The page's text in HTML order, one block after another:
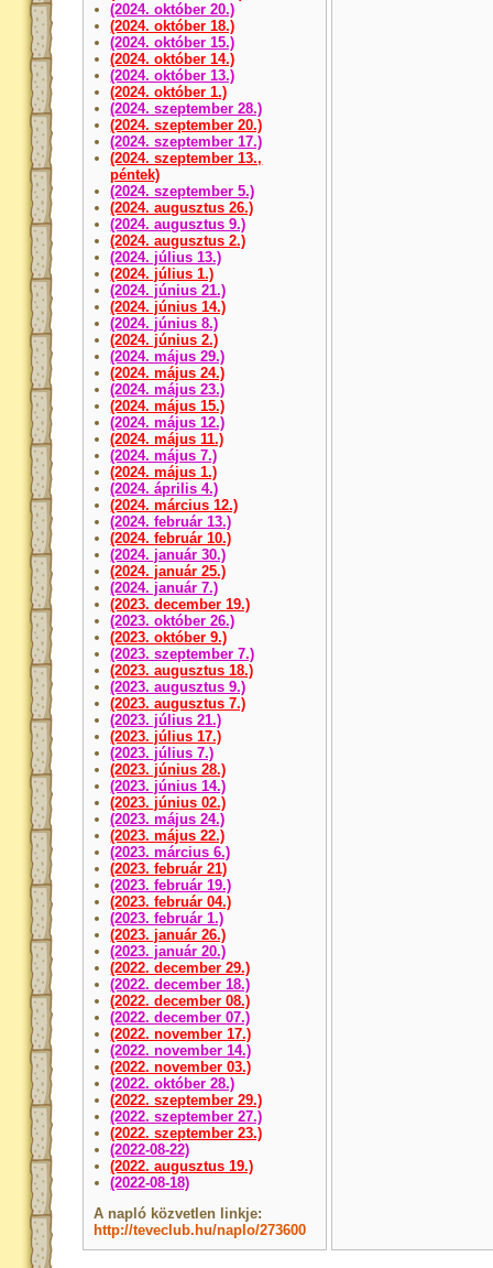
(2024. október 20.)
(2024. október 18.)
(2024. október 15.)
(2024. október 14.)
(2024. október 13.)
(2024. október 1.)
(2024. szeptember 28.)
(2024. szeptember 20.)
(2024. szeptember 17.)
(2024. szeptember 13.,
péntek)
(2024. szeptember 5.)
(2024. augusztus 26.)
(2024. augusztus 9.)
(2024. augusztus 2.)
(2024. július 13.)
(2024. július 1.)
(2024. június 21.)
(2024. június 14.)
(2024. június 8.)
(2024. június 2.)
(2024. május 29.)
(2024. május 24.)
(2024. május 23.)
(2024. május 15.)
(2024. május 12.)
(2024. május 11.)
(2024. május 7.)
(2024. május 1.)
(2024. április 4.)
(2024. március 12.)
(2024. február 13.)
(2024. február 10.)
(2024. január 30.)
(2024. január 25.)
(2024. január 7.)
(2023. december 19.)
(2023. október 26.)
(2023. október 9.)
(2023. szeptember 7.)
(2023. augusztus 18.)
(2023. augusztus 9.)
(2023. augusztus 7.)
(2023. július 21.)
(2023. július 17.)
(2023. július 7.)
(2023. június 28.)
(2023. június 14.)
(2023. június 02.)
(2023. május 24.)
(2023. május 22.)
(2023. március 6.)
(2023. február 21)
(2023. február 19.)
(2023. február 04.)
(2023. február 1.)
(2023. január 26.)
(2023. január 20.)
(2022. december 29.)
(2022. december 18.)
(2022. december 08.)
(2022. december 07.)
(2022. november 17.)
(2022. november 14.)
(2022. november 03.)
(2022. október 28.)
(2022. szeptember 29.)
(2022. szeptember 27.)
(2022. szeptember 23.)
(2022-08-22)
(2022. augusztus 19.)
(2022-08-18)
A napló közvetlen linkje:
http://teveclub.hu/naplo/273600